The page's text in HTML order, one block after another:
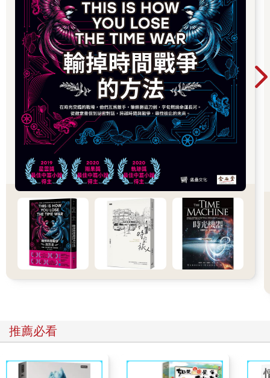
推薦必看